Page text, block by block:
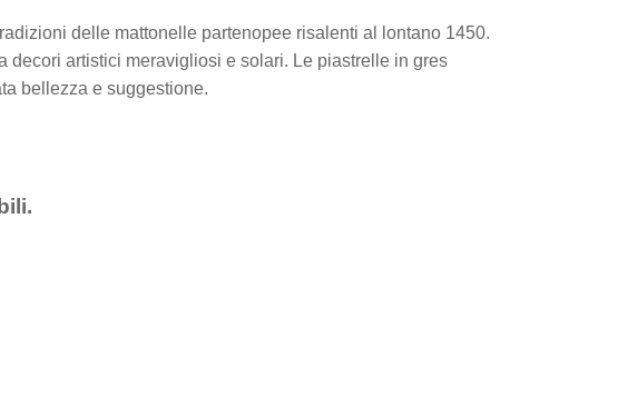
delle mattonelle partenopee risalenti al lontano 1450.
decori artistici meravigliosi e solari. Le piastrelle in gres
bellezza e suggestione.